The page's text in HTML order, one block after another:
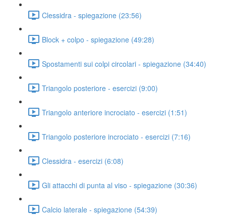
Clessidra - spiegazione (23:56)
Block + colpo - spiegazione (49:28)
Spostamenti sui colpi circolari - spiegazione (34:40)
Triangolo posteriore - esercizi (9:00)
Triangolo anteriore incrociato - esercizi (1:51)
Triangolo posteriore incrociato - esercizi (7:16)
Clessidra - esercizi (6:08)
Gli attacchi di punta al viso - spiegazione (30:36)
Calcio laterale - spiegazione (54:39)